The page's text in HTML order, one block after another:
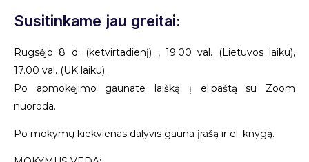
Susitinkame jau greitai:
Rugsėjo 8 d. (ketvirtadienį) , 19:00 val. (Lietuvos laiku),
17.00 val. (UK laiku).
Po apmokėjimo gaunate laišką į el.paštą su Zoom
nuoroda.
Po mokymų kiekvienas dalyvis gauna įrašą ir el. knygą.